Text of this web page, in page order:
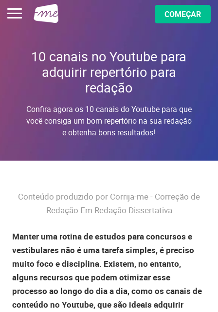
COMEÇAR
10 canais no Youtube para
adquirir repertório para
redação
Confira agora os 10 canais do Youtube para que
você consiga um bom repertório na sua redação
e obtenha bons resultados!
Conteúdo produzido por Corrija-me - Correção de
Redação Em Redação Dissertativa
Manter uma rotina de estudos para concursos e
vestibulares não é uma tarefa simples, é preciso
muito foco e disciplina. Existem, no entanto,
alguns recursos que podem otimizar esse
processo ao longo do dia a dia, como os canais de
conteúdo no Youtube, que são ideais adquirir